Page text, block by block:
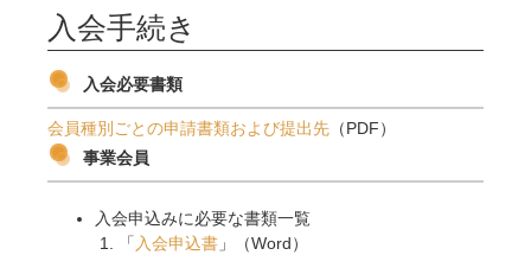
入会手続き
入会必要書類
会員種別ごとの申請書類および提出先 （PDF）
事業会員
入会申込みに必要な書類一覧
「 入会申込書 」（Word）